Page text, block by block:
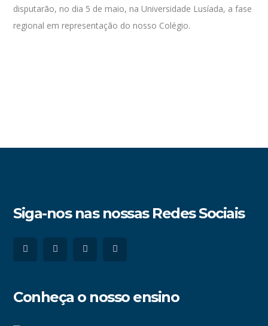
disputarão, no dia 5 de maio, na Universidade Lusíada, a fase
regional em representação do nosso Colégio.
Siga-nos nas nossas Redes Sociais
Conheça o nosso ensino